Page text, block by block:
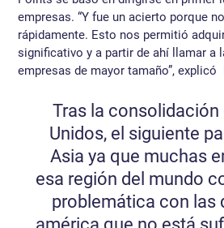
empresas. “Y fue un acierto porque
rápidamente. Esto nos permitió
significativo y a partir de ahí llamar a
empresas de mayor tamaño”, explicó
Tras la consolidación
Unidos, el siguiente
Asia ya que muchas
esa región del mundo
problemática con las